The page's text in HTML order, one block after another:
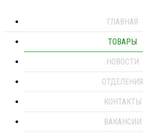
ГЛАВНАЯ
ТОВАРЫ
НОВОСТИ
ОТДЕЛЕНИЯ
КОНТАКТЫ
ВАКАНСИИ